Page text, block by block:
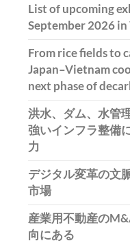
List of upcoming
September 2026
From rice fields to
Japan–Vietnam
next phase of
洪水、ダム、水管
強いインフラ整備
力
デジタル変革の文
市場
産業用不動産の
向にある